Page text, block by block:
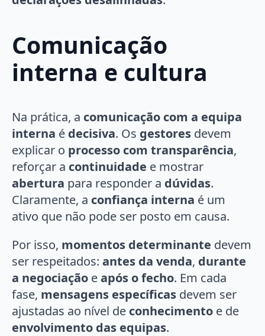
Comunicação
interna e cultura
Na prática, a comunicação com a equipa
interna é decisiva. Os gestores devem
explicar o processo com transparência,
reforçar a continuidade e mostrar
abertura para responder a dúvidas.
Claramente, a confiança interna é um
ativo que não pode ser posto em causa.
Por isso, momentos determinante devem
ser respeitados: antes da venda, durante
a negociação eapós o fecho. Em cada
fase, mensagens específicas devem ser
ajustadas ao nível de conhecimento e de
envolvimento das equipas.